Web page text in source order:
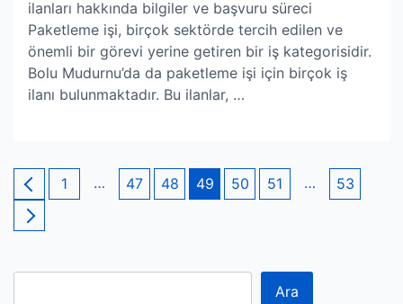
ilanları hakkında bilgiler ve başvuru süreci
Paketleme işi, birçok sektörde tercih edilen ve
önemli bir görevi yerine getiren bir iş kategorisidir.
Bolu Mudurnu’da da paketleme işi için birçok iş
ilanı bulunmaktadır. Bu ilanlar, …
Yazı
sayfalaması
Page
1 … Page
47 Page
48 Page
49 Page
50 Page
51 … Page
53
Ara